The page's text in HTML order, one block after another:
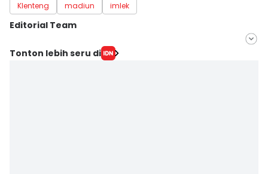
Klenteng madiun imlek
Editorial Team
Editor
Tonton lebih seru di